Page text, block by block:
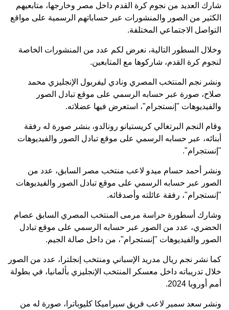
شارك العديد من نجوم كرة القدم داخل مصر وخارجها، متابعيهم
الكثير من الصور والمنشورات عبر حساباتهم الرسمية على مواقع
التواصل الاجتماعي المختلفة.
وخلال السطور التالية، نعرض لكم عدد من المنشورات الخاصة
لنجوم كرة القدم، شاركوها مع المتابعين.
ونشر نجم المنتخب المصري ونادي ليفربول الإنجليزي محمد
صلاح، صورة عبر حسابه الرسمي على موقع تبادل الصور
والفيديوهات "إنستجرام"، استعرض فيها عضلاته.
وقام النجم البرتغالي كريستيانو رونالدو، بنشر صورة له رفقة
أبنائه، عبر حسابه الرسمي على موقع تبادل الصور والفيديوهات
"إنستجرام".
ونشر أحمد حسام ميدو لاعب منتخب مصر السابق، عدد من
الصور عبر حسابه الرسمي على موقع تبادل الصور والفيديوهات
"إنستجرام"، رفقة عائلته وأصدقائه.
وشارك أسطورة حراسة مرمى المنتخب المصري السابق عصام
الحضري، عدد من الصور عبر حسابه الرسمي على موقع تبادل
الصور والفيديوهات "إنستجرام"، من داخل صالة الجيم.
كما نشر نجم ريال مدريد الإسباني ومنتخب إنجلترا، عدد من الصور
خلال تدريباته داخل معسكر المنتخب الإنجليزي بألمانيا، في بطولة
أمم أوروبا 2024.
ونشر سعد سمير لاعب فريق سيراميكا كليوباترا، صورة له من